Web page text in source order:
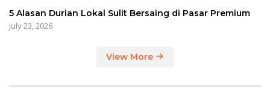
5 Alasan Durian Lokal Sulit Bersaing di Pasar Premium
July 23, 2026
View More